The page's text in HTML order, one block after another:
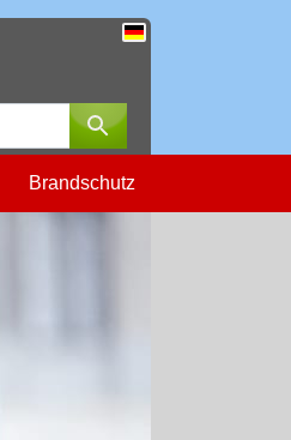
Suchen
Brandschutz